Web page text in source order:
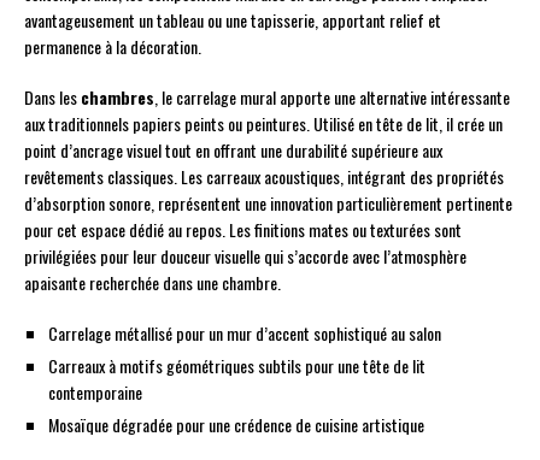
avantageusement un tableau ou une tapisserie, apportant relief et
permanence à la décoration.
Dans leschambres , le carrelage mural apporte une alternative intéressante
aux traditionnels papiers peints ou peintures. Utilisé en tête de lit, il crée un
point d’ancrage visuel tout en offrant une durabilité supérieure aux
revêtements classiques. Les carreaux acoustiques, intégrant des propriétés
d’absorption sonore, représentent une innovation particulièrement pertinente
pour cet espace dédié au repos. Les finitions mates ou texturées sont
privilégiées pour leur douceur visuelle qui s’accorde avec l’atmosphère
apaisante recherchée dans une chambre.
Carrelage métallisé pour un mur d’accent sophistiqué au salon
Carreaux à motifs géométriques subtils pour une tête de lit
contemporaine
Mosaïque dégradée pour une crédence de cuisine artistique